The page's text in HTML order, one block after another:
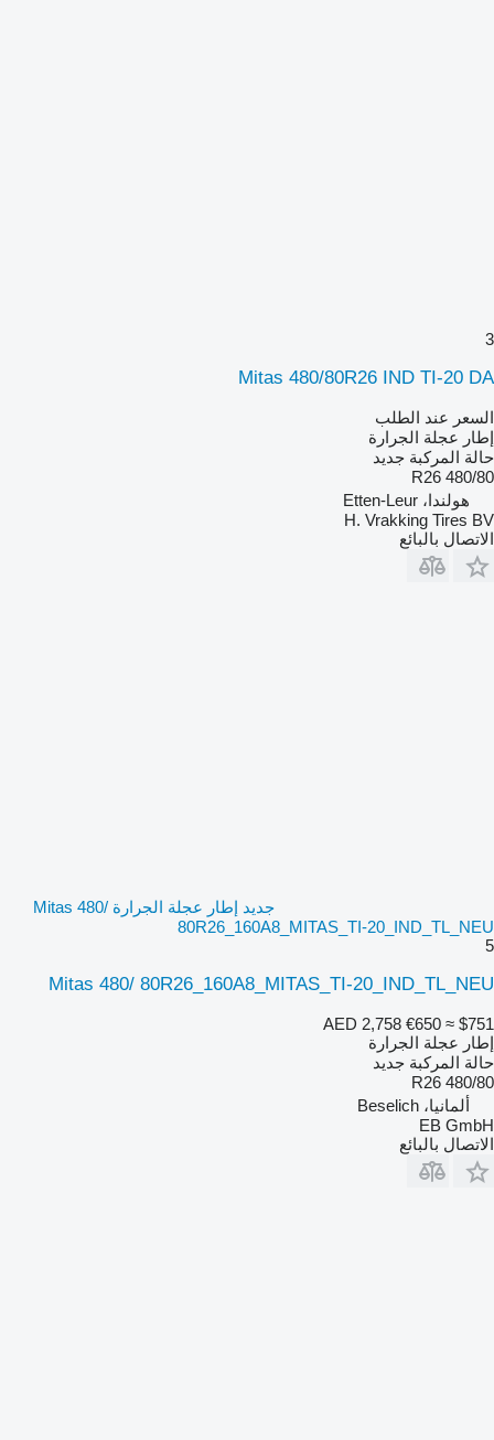
3
Mitas 480/80R26 IND TI-20 DA
السعر عند الطلب
إطار عجلة الجرارة
حالة المركبة جديد
480/80 R26
هولندا، Etten-Leur
H. Vrakking Tires BV
الاتصال بالبائع
جديد إطار عجلة الجرارة Mitas 480/
80R26_160A8_MITAS_TI-20_IND_TL_NEU
5
Mitas 480/ 80R26_160A8_MITAS_TI-20_IND_TL_NEU
AED 2,758 €650 ≈ $751
إطار عجلة الجرارة
حالة المركبة جديد
480/80 R26
ألمانيا، Beselich
EB GmbH
الاتصال بالبائع